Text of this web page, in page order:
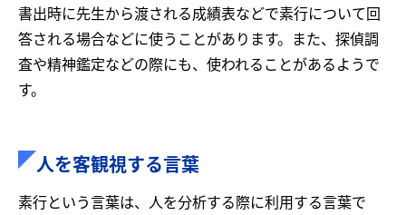
書出時に先生から渡される成績表などで素行について回
答される場合などに使うことがあります。また、探偵調
査や精神鑑定などの際にも、使われることがあるようで
す。
人を客観視する言葉
素行という言葉は、人を分析する際に利用する言葉で